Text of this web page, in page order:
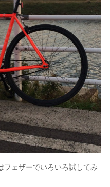
フェザーでいろいろ試してみ